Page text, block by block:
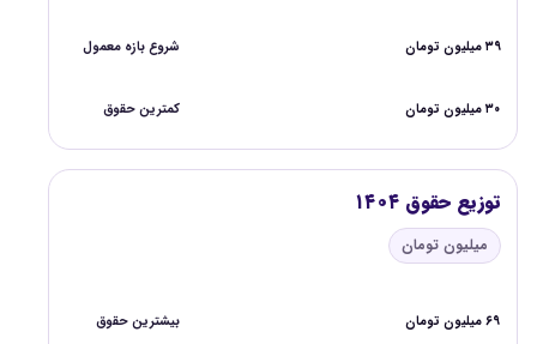
شروع بازه معمول ۳۹ میلیون تومان
کمترین حقوق ۳۰ میلیون تومان
توزیع حقوق ۱۴۰۴
میلیون تومان
بیشترین حقوق ۶۹ میلیون تومان